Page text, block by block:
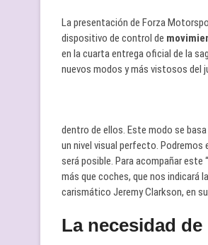
La presentación de Forza
dispositivo de control de
en la cuarta entrega oficial de la
nuevos modos y más vistosos del
dentro de ellos. Este modo se
un nivel visual perfecto. Podremos
será posible. Para acompañar
más que coches, que nos indicará
carismático Jeremy Clarkson, en
La necesidad